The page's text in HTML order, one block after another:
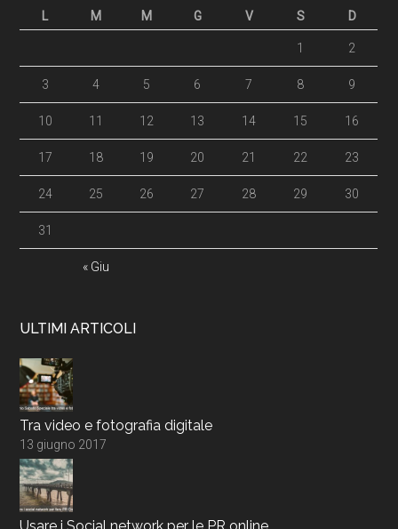
L
M M G V S D
« Giu
1 2
3 4 5 6 7 8 9
10 11 12 13 14 15 16
17 18 19 20 21 22 23
24 25 26 27 28 29 30
31
ULTIMI ARTICOLI
Tra video e fotografia digitale
13 giugno 2017